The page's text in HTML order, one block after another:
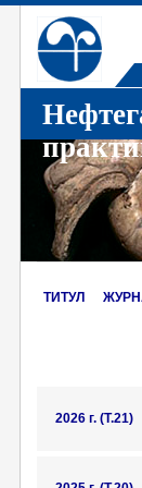
ТИТУЛ
2026 г. (Т.21)